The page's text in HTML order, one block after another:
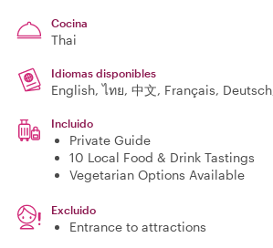
Cocina
Thai
Idiomas disponibles
English, ไทย, 中文, Français,
Incluido
Private Guide
10 Local Food & Drink Tastings
Vegetarian Options Available
Excluido
Entrance to attractions